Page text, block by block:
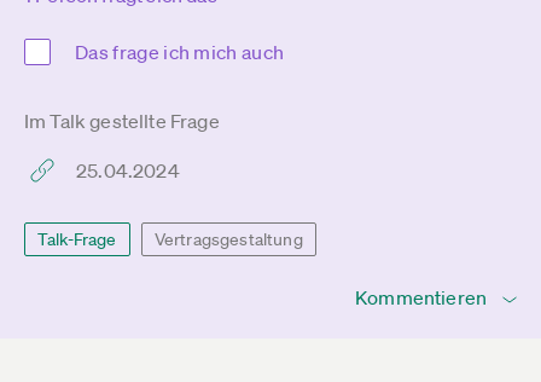
Das frage ich mich auch
Im Talk gestellte Frage
25.04.2024
Talk-Frage Vertragsgestaltung
Kommentieren